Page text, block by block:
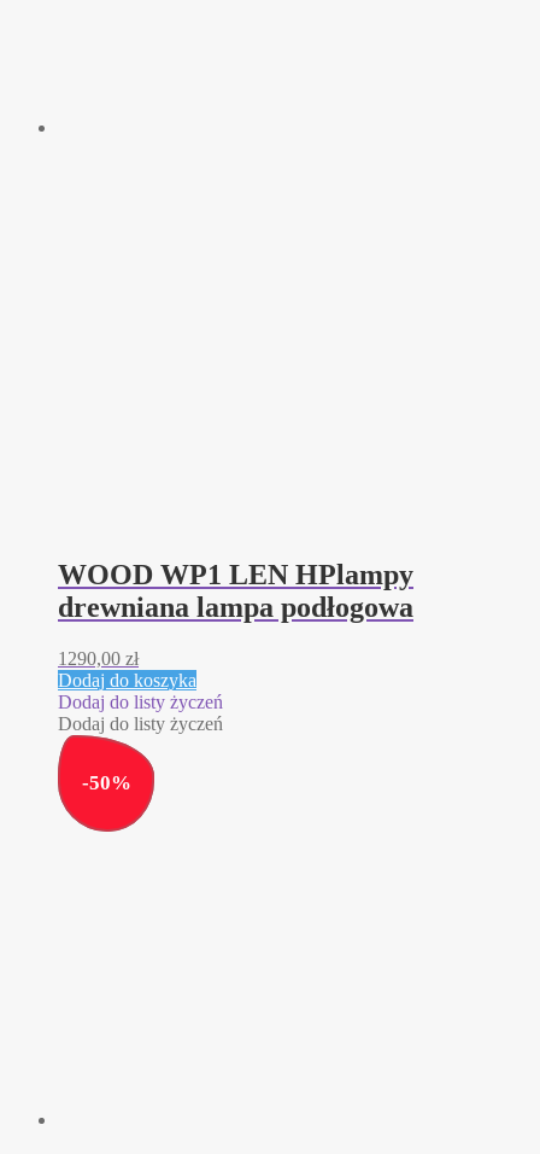
WOOD WP1 LEN HPlampy
drewniana lampa podłogowa
1290,00 zł
Dodaj do koszyka
Dodaj do listy życzeń
Dodaj do listy życzeń
-50%